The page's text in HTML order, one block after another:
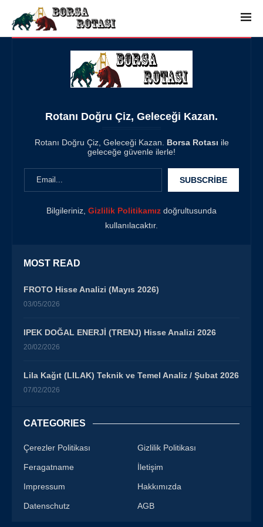
CATEGORIES
Çerezler Politikası Gizlilik Politikası
Feragatname İletişim
Impressum Hakkımızda
Datenschutz AGB
Rotanı Doğru Çiz, Geleceği Kazan.
Rotanı Doğru Çiz, Geleceği Kazan. Borsa Rotası ile
geleceğe güvenle ilerle!
Bilgileriniz, Gizlilik Politikamız doğrultusunda
kullanılacaktır.
MOST READ
FROTO Hisse Analizi (Mayıs 2026)
03/05/2026
IPEK DOĞAL ENERJİ (TRENJ) Hisse Analizi 2026
20/02/2026
Lila Kağıt (LILAK) Teknik ve Temel Analiz / Şubat 2026
07/02/2026